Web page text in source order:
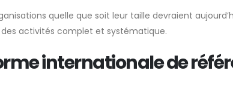
quelle que soit leur taille devraient
activités complet et systématique.
internationale de